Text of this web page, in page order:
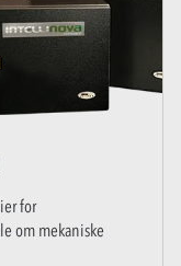
for
om mekaniske